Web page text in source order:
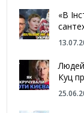
«В
Куц